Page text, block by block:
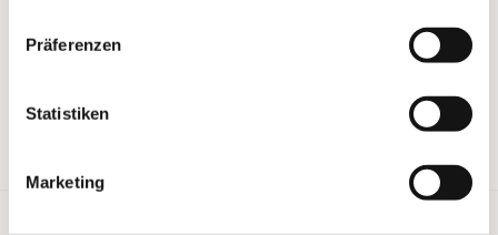
Präferenzen
Statistiken
Marketing